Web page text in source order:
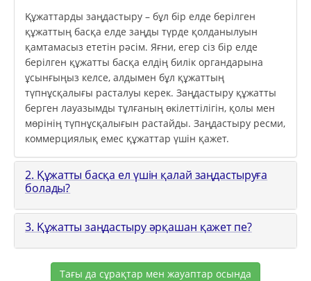
Құжаттарды заңдастыру – бұл бір елде берілген
құжаттың басқа елде заңды түрде қолданылуын
қамтамасыз ететін рәсім. Яғни, егер сіз бір елде
берілген құжатты басқа елдің билік органдарына
ұсынғыңыз келсе, алдымен бұл құжаттың
түпнұсқалығы расталуы керек. Заңдастыру құжатты
берген лауазымды тұлғаның өкілеттілігін, қолы мен
мөрінің түпнұсқалығын растайды. Заңдастыру ресми,
коммерциялық емес құжаттар үшін қажет.
2. Құжатты басқа ел үшін қалай заңдастыруға
болады?
3. Құжатты заңдастыру әрқашан қажет пе?
Тағы да сұрақтар мен жауаптар осында